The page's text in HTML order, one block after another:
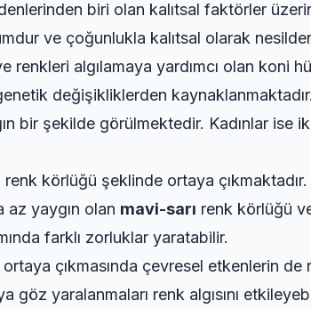
biri olan kalıtsal faktörler
ve çoğunlukla kalıtsal olarak
algılamaya yardımcı olan koni
değişikliklerden
bir şekilde görülmektedir. Kadınlar ise
renk körlüğü şeklinde ortaya çıkmaktadır.
az yaygın olan mavi-sarı renk körlüğü
farklı zorluklar yaratabilir.
çıkmasında çevresel etkenlerin
göz yaralanmaları renk algısını